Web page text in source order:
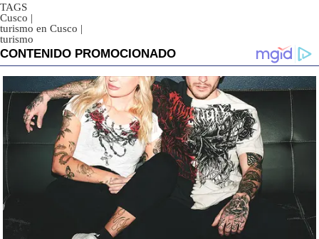
TAGS
Cusco |
turismo en Cusco |
turismo